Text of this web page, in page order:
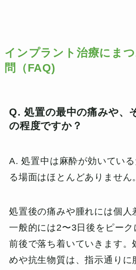
インプラント治療にま
問
（FAQ)
Q. 処置の最中の痛みや、
の程度ですか？
A. 処置中は麻酔が効いてい
る場面はほとんどありません
処置後の痛みや腫れには個人
一般的には2〜3日後をピー
前後で落ち着いていきます。
めや抗生物質は、指示通りに